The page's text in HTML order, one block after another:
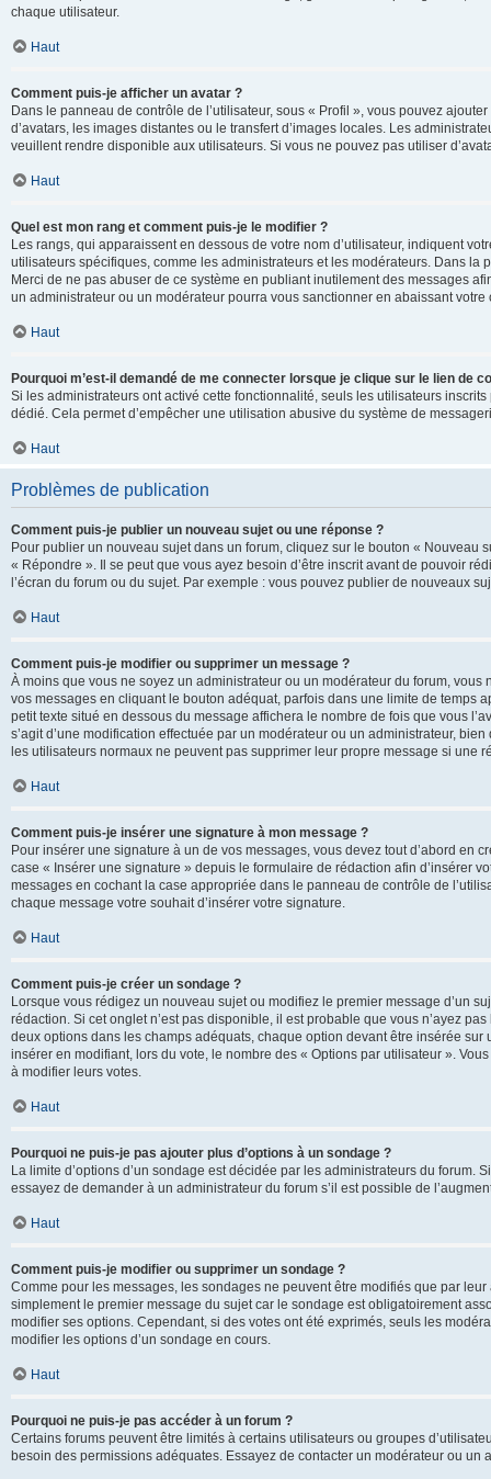
chaque utilisateur.
Haut
Comment puis-je afficher un avatar ?
Dans le panneau de contrôle de l’utilisateur, sous « Profil », vous pouvez
d’avatars, les images distantes ou le transfert d’images locales. Les
veuillent rendre disponible aux utilisateurs. Si vous ne pouvez pas utiliser
Haut
Quel est mon rang et comment puis-je le modifier ?
Les rangs, qui apparaissent en dessous de votre nom d’utilisateur, indiquent
utilisateurs spécifiques, comme les administrateurs et les modérateurs. Dans
Merci de ne pas abuser de ce système en publiant inutilement des messages
un administrateur ou un modérateur pourra vous sanctionner en abaissant votre
Haut
Pourquoi m’est-il demandé de me connecter lorsque je clique sur le lien de
Si les administrateurs ont activé cette fonctionnalité, seuls les utilisateurs
dédié. Cela permet d’empêcher une utilisation abusive du système de
Haut
Problèmes de publication
Comment puis-je publier un nouveau sujet ou une réponse ?
Pour publier un nouveau sujet dans un forum, cliquez sur le bouton «
« Répondre ». Il se peut que vous ayez besoin d’être inscrit avant de pouvoir
l’écran du forum ou du sujet. Par exemple : vous pouvez publier de nouveaux
Haut
Comment puis-je modifier ou supprimer un message ?
À moins que vous ne soyez un administrateur ou un modérateur du forum,
vos messages en cliquant le bouton adéquat, parfois dans une limite de temps
petit texte situé en dessous du message affichera le nombre de fois que vous
s’agit d’une modification effectuée par un modérateur ou un administrateur,
les utilisateurs normaux ne peuvent pas supprimer leur propre message si une
Haut
Comment puis-je insérer une signature à mon message ?
Pour insérer une signature à un de vos messages, vous devez tout d’abord en
case « Insérer une signature » depuis le formulaire de rédaction afin d’insérer
messages en cochant la case appropriée dans le panneau de contrôle de
chaque message votre souhait d’insérer votre signature.
Haut
Comment puis-je créer un sondage ?
Lorsque vous rédigez un nouveau sujet ou modifiez le premier message d’un
rédaction. Si cet onglet n’est pas disponible, il est probable que vous n’ayez
deux options dans les champs adéquats, chaque option devant être insérée
insérer en modifiant, lors du vote, le nombre des « Options par utilisateur ».
à modifier leurs votes.
Haut
Pourquoi ne puis-je pas ajouter plus d’options à un sondage ?
La limite d’options d’un sondage est décidée par les administrateurs du
essayez de demander à un administrateur du forum s’il est possible de
Haut
Comment puis-je modifier ou supprimer un sondage ?
Comme pour les messages, les sondages ne peuvent être modifiés que par
simplement le premier message du sujet car le sondage est obligatoirement
modifier ses options. Cependant, si des votes ont été exprimés, seuls les
modifier les options d’un sondage en cours.
Haut
Pourquoi ne puis-je pas accéder à un forum ?
Certains forums peuvent être limités à certains utilisateurs ou groupes
besoin des permissions adéquates. Essayez de contacter un modérateur ou